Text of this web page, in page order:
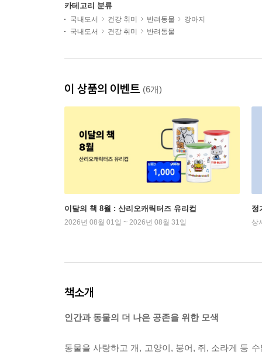
카테고리 분류
국내도서 건강 취미 반려동물
강아지
국내도서
건강 취미 반려동물
이 상품의 이벤트 (6개)
이달의 책 8월 : 산리오캐릭터즈 유리컵
2026년 08월 01일 ~ 2026년 08월 31일
정
상
책소개
인간과 동물의 더 나은 공존을 위한 모색
동물을 사랑하고 개, 고양이, 붕어, 쥐, 소라게 등